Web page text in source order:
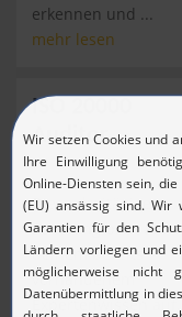
erkennen und ...
mehr lesen
ISO 20000
Auditor
Diese dreitägige
Schulung baut auf
deinem bereits
vorhandenem
Expertenwissen auf.